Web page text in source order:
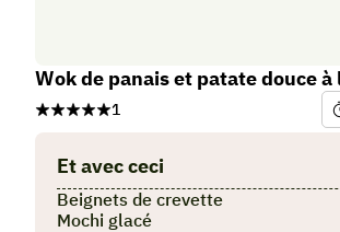
Wok de panais et patate douce à
1
Et avec ceci
Beignets de crevette
Mochi glacé